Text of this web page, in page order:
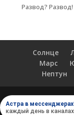
Астра в
каждый день в
Развод?
Солнце
Марс
Нептун